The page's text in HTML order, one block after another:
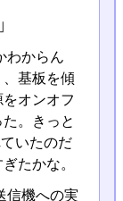
わからん
基板を傾
オンオフ
。きっと
いたのだ
たかな。
信機への実